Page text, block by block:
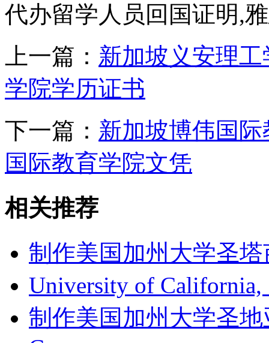
代办留学人员回国证明,
上一篇： 新加坡义安理
学院学历证书
下一篇： 新加坡博伟国
国际教育学院文凭
相关推荐
制作美国加州大学圣
University of California,
制作美国加州大学圣